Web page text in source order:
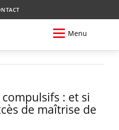
Menu
: et si
de maîtrise de